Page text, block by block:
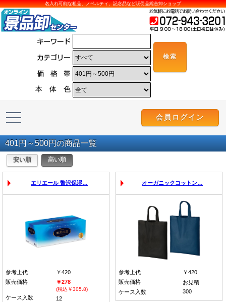
名入れ可能な粗品、ノベルティ、記念品など販促品総合卸ショップ
本 体 色
会員ログイン
401円～500円の商品一覧
エリエール 贅沢保湿…
参考上代
￥420
販売価格
￥278
(税込￥305.8)
ケース入数 12
オーガニックコットン…
参考上代
￥420
販売価格
お見積
ケース入数
300